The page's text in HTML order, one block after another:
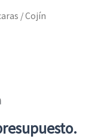
/ Cojín